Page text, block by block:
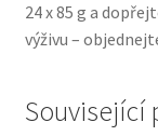
24 x 85 g a
výživu –
Související